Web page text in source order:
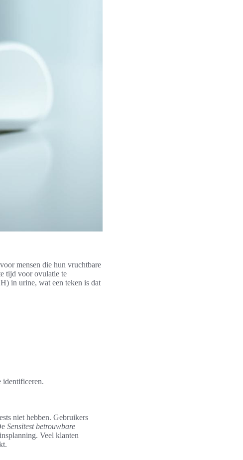
mensen die hun vruchtbare
tijd voor ovulatie te
in urine, wat een teken is dat
identificeren.
niet hebben. Gebruikers
Sensitest betrouwbare
Veel klanten